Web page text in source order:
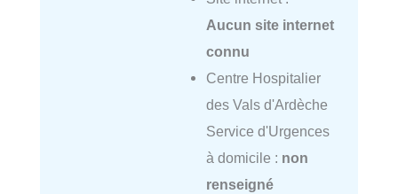
Aucun site internet
connu
Centre Hospitalier
des Vals d'Ardèche
Service d'Urgences
à domicile : non
renseigné